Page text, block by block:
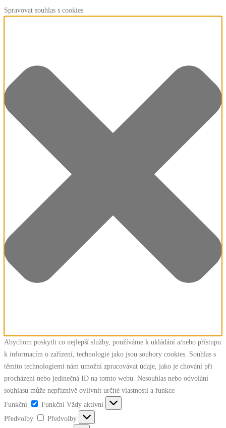
Spravovat souhlas s cookies
Abychom poskytli co nejlepší služby, používáme k ukládání a/nebo přístupu
k informacím o zařízení, technologie jako jsou soubory cookies. Souhlas s
těmito technologiemi nám umožní zpracovávat údaje, jako je chování při
procházení nebo jedinečná ID na tomto webu. Nesouhlas nebo odvolání
souhlasu může nepříznivě ovlivnit určité vlastnosti a funkce
Funkční
Funkční Vždy aktivní
Předvolby
Předvolby